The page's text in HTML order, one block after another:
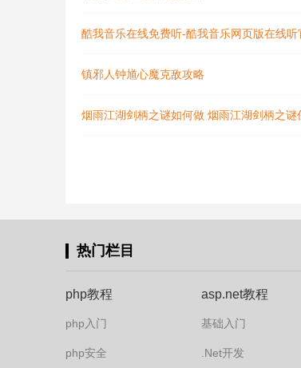
酷我音乐在线免费听-酷我音乐网页版在线听
镇邪人钟馗心魔克敌攻略
烟雨江湖剑柄之谜如何做 烟雨江湖剑柄之谜
热门栏目
php教程
php入门
php安全
asp.net教程
基础入门
.Net开发